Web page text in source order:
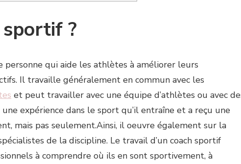
?
personne qui aide les athlètes à améliorer leurs
Il travaille généralement en commun avec les
et peut travailler avec une équipe d’athlètes ou avec
expérience dans le sport qu’il entraîne et a reçu une
mais pas seulement.Ainsi, il oeuvre également sur la
de la discipline. Le travail d’un coach sportif
à comprendre où ils en sont sportivement, à